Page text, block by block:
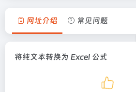
网址介绍 常见问题
将纯文本转换为 Excel 公式